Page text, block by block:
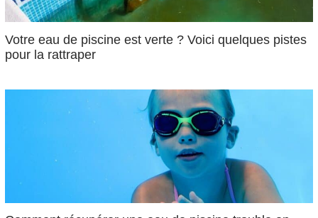
Votre eau de piscine est verte ? Voici quelques pistes
pour la rattraper